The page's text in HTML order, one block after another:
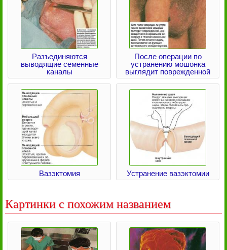
Разъединяются
выводящие семенные
каналы
После операции по
устранению мошонка
выглядит поврежденной
Вазэктомия Устранение вазэктомии
Картинки с похожим названием